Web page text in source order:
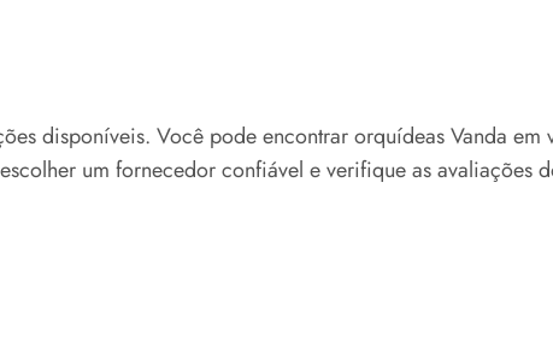
disponíveis. Você pode encontrar orquídeas Vanda em
um fornecedor confiável e verifique as avaliações